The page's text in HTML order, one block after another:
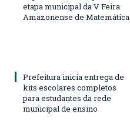
etapa municipal da V Feira
Amazonense de Matemática
Prefeitura inicia entrega de
kits escolares completos
para estudantes da rede
municipal de ensino